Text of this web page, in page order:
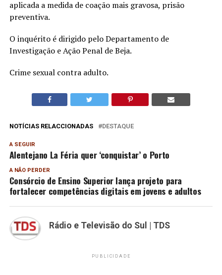
aplicada a medida de coação mais gravosa, prisão
preventiva.
O inquérito é dirigido pelo Departamento de
Investigação e Ação Penal de Beja.
Crime sexual contra adulto.
NOTÍCIAS RELACCIONADAS DESTAQUE
A SEGUIR
Alentejano La Féria quer ‘conquistar’ o Porto
A NÃO PERDER
Consórcio de Ensino Superior lança projeto para
fortalecer competências digitais em jovens e adultos
Rádio e Televisão do Sul | TDS
PUBLICIDADE